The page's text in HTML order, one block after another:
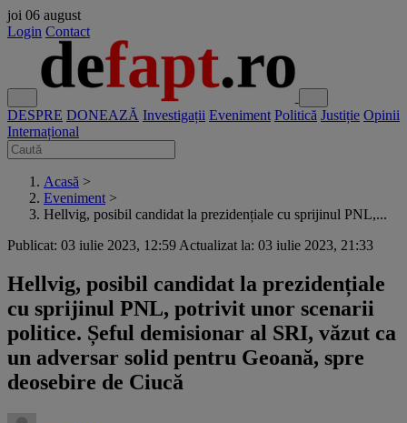
joi 06 august
Login Contact
DESPRE DONEAZĂ Investigații Eveniment Politică Justiție Opinii
Internațional
Acasă >
Eveniment >
Hellvig, posibil candidat la prezidențiale cu sprijinul PNL,...
Publicat: 03 iulie 2023, 12:59 Actualizat la: 03 iulie 2023, 21:33
Hellvig, posibil candidat la prezidențiale
cu sprijinul PNL, potrivit unor scenarii
politice. Șeful demisionar al SRI, văzut ca
un adversar solid pentru Geoană, spre
deosebire de Ciucă